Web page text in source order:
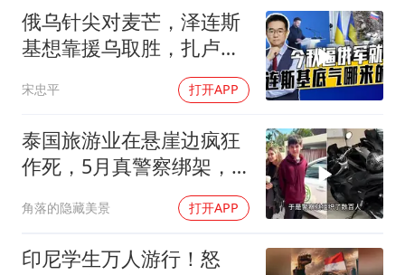
人民的健康、体质、幸福一脉相承
俄乌针尖对麦芒，泽连斯
基想靠援乌取胜，扎卢日
宋忠平 打开APP
泰国旅游业在悬崖边疯狂
作死，5月真警察绑架，7
角落的隐藏美景 打开APP
印尼学生万人游行！怒